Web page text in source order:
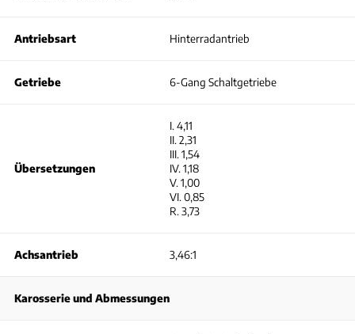
Antriebsart Hinterradantrieb
Getriebe 6-Gang Schaltgetriebe
Übersetzungen
I. 4,11
II. 2,31
III. 1,54
IV. 1,18
V. 1,00
VI. 0,85
R. 3,73
Achsantrieb 3,46:1
Karosserie und Abmessungen